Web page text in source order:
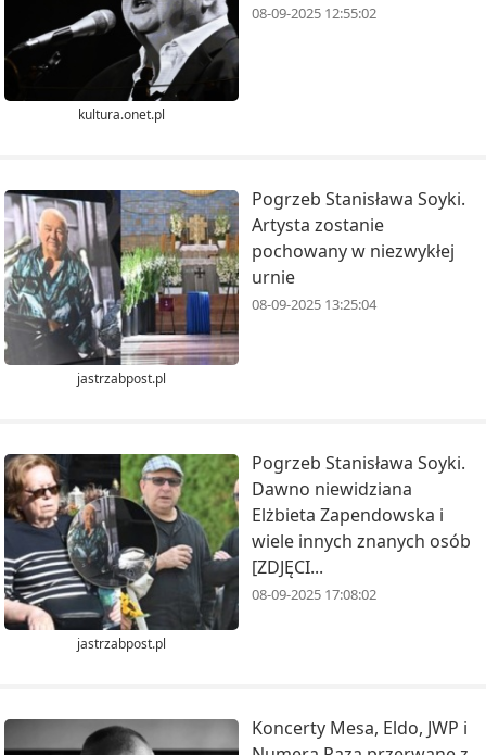
kultura.onet.pl
08-09-2025 12:55:02
jastrzabpost.pl
Pogrzeb Stanisława Soyki.
Artysta zostanie
pochowany w niezwykłej
urnie
08-09-2025 13:25:04
jastrzabpost.pl
Pogrzeb Stanisława Soyki.
Dawno niewidziana
Elżbieta Zapendowska i
wiele innych znanych osób
[ZDJĘCI...
08-09-2025 17:08:02
Koncerty Mesa, Eldo, JWP i